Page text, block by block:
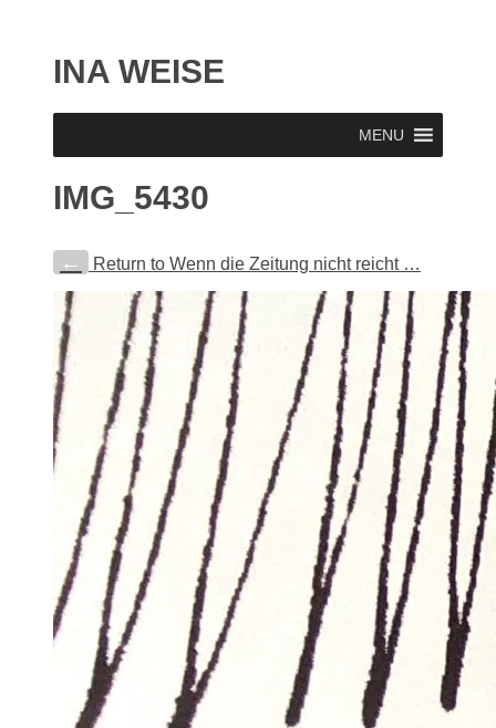
INA WEISE
MENU
IMG_5430
← Return to Wenn die Zeitung nicht reicht …